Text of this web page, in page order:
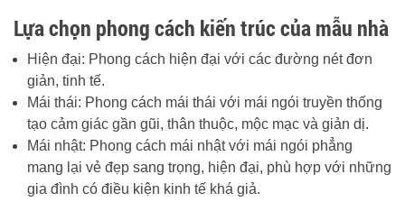
Lựa chọn phong cách kiến trúc của mẫu nhà
Hiện đại: Phong cách hiện đại với các đường nét đơn
giản, tinh tế.
Mái thái: Phong cách mái thái với mái ngói truyền thống
tạo cảm giác gần gũi, thân thuộc, mộc mạc và giản dị.
Mái nhật: Phong cách mái nhật với mái ngói phẳng
mang lại vẻ đẹp sang trọng, hiện đại, phù hợp với những
gia đình có điều kiện kinh tế khá giả.